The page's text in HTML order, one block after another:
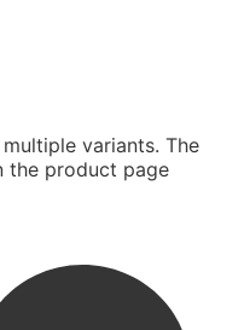
variants. The
the product page